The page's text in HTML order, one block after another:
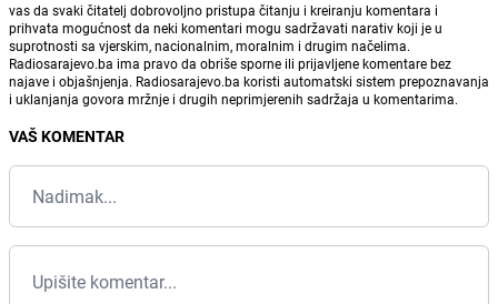
vas da svaki čitatelj dobrovoljno pristupa čitanju i kreiranju komentara i
prihvata mogućnost da neki komentari mogu sadržavati narativ koji je u
suprotnosti sa vjerskim, nacionalnim, moralnim i drugim načelima.
Radiosarajevo.ba ima pravo da obriše sporne ili prijavljene komentare bez
najave i objašnjenja. Radiosarajevo.ba koristi automatski sistem prepoznavanja
i uklanjanja govora mržnje i drugih neprimjerenih sadržaja u komentarima.
VAŠ KOMENTAR